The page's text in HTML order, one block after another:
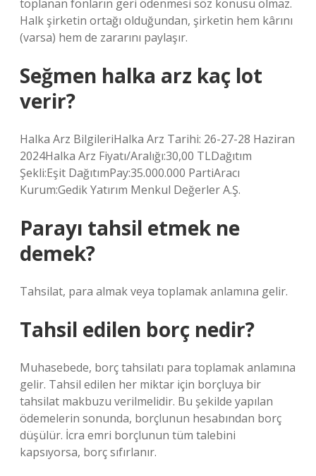
toplanan fonların geri ödenmesi söz konusu olmaz.
Halk şirketin ortağı olduğundan, şirketin hem kârını
(varsa) hem de zararını paylaşır.
Seğmen halka arz kaç lot
verir?
Halka Arz BilgileriHalka Arz Tarihi: 26-27-28 Haziran
2024Halka Arz Fiyatı/Aralığı:30,00 TLDağıtım
Şekli:Eşit DağıtımPay:35.000.000 PartiAracı
Kurum:Gedik Yatırım Menkul Değerler A.Ş.
Parayı tahsil etmek ne
demek?
Tahsilat, para almak veya toplamak anlamına gelir.
Tahsil edilen borç nedir?
Muhasebede, borç tahsilatı para toplamak anlamına
gelir. Tahsil edilen her miktar için borçluya bir
tahsilat makbuzu verilmelidir. Bu şekilde yapılan
ödemelerin sonunda, borçlunun hesabından borç
düşülür. İcra emri borçlunun tüm talebini
kapsıyorsa, borç sıfırlanır.